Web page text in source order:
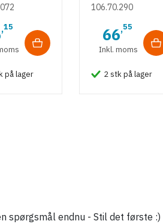
-
,15
på lager
m/ fladt design
- Guldfarvet
106.70.290
66,55
Inkl. moms
2 stk på lager
spørgsmål endnu - Stil det første :)